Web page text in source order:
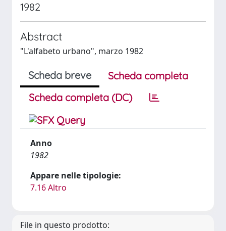
1982
Abstract
"L'alfabeto urbano", marzo 1982
Scheda breve
Scheda completa
Scheda completa (DC)
Anno
1982
Appare nelle tipologie:
7.16 Altro
File in questo prodotto: